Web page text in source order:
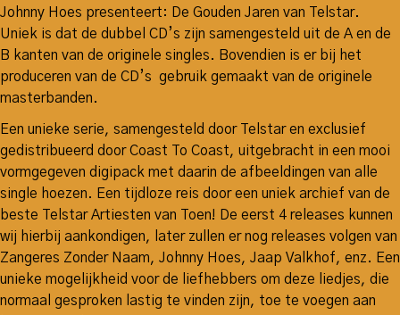
Johnny Hoes presenteert: De Gouden Jaren van Telstar.
Uniek is dat de dubbel CD’s zijn samengesteld uit de A en de
B kanten van de originele singles. Bovendien is er bij het
produceren van de CD’s gebruik gemaakt van de originele
masterbanden.
Een unieke serie, samengesteld door Telstar en exclusief
gedistribueerd door Coast To Coast, uitgebracht in een mooi
vormgegeven digipack met daarin de afbeeldingen van alle
single hoezen. Een tijdloze reis door een uniek archief van de
beste Telstar Artiesten van Toen! De eerst 4 releases kunnen
wij hierbij aankondigen, later zullen er nog releases volgen van
Zangeres Zonder Naam, Johnny Hoes, Jaap Valkhof, enz. Een
unieke mogelijkheid voor de liefhebbers om deze liedjes, die
normaal gesproken lastig te vinden zijn, toe te voegen aan